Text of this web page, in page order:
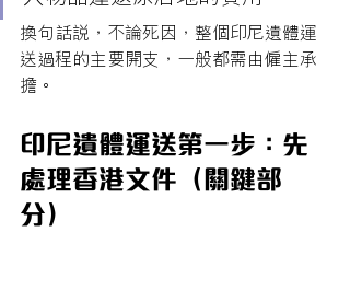
換句話說，不論死因，整個印尼遺體運
送過程的主要開支，一般都需由僱主承
擔。
印尼遺體運送第一步：先
處理香港文件（關鍵部
分）